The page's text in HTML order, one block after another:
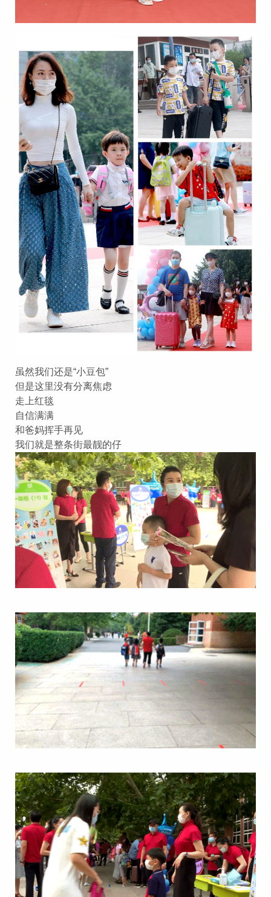
虽然我们还是“小豆包”
但是这里没有分离焦虑
走上红毯
自信满满
和爸妈挥手再见
我们就是整条街最靓的仔